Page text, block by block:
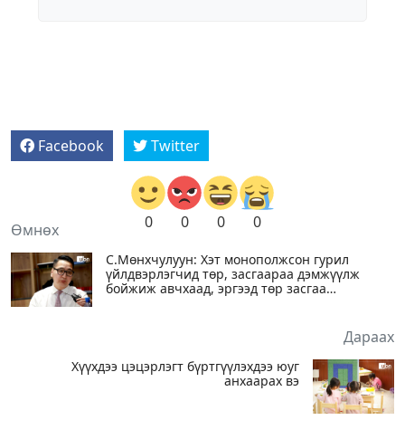
Facebook Twitter
0 0 0 0
Өмнөх
С.Мөнхчулуун: Хэт монополжсон гурил
үйлдвэрлэгчид төр, засгаараа дэмжүүлж
бойжиж авчхаад, эргээд төр засгаа
Дараах
Хүүхдээ цэцэрлэгт бүртгүүлэхдээ юуг
анхаарах вэ